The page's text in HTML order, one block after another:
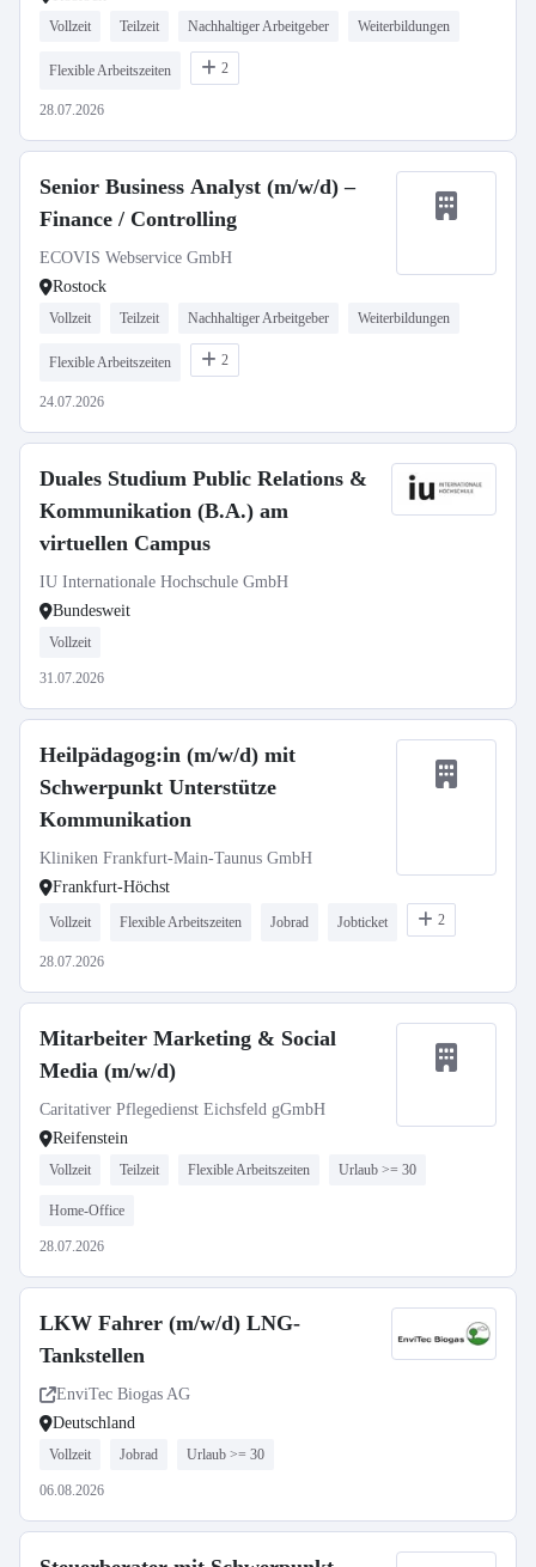
Vollzeit Teilzeit Nachhaltiger Arbeitgeber Weiterbildungen
Flexible Arbeitszeiten 2
28.07.2026
Senior Business Analyst (m/w/d) –
Finance / Controlling
ECOVIS Webservice GmbH
Rostock
Vollzeit Teilzeit Nachhaltiger Arbeitgeber Weiterbildungen
Flexible Arbeitszeiten 2
24.07.2026
Duales Studium Public Relations &
Kommunikation (B.A.) am
virtuellen Campus
IU Internationale Hochschule GmbH
Bundesweit
Vollzeit
31.07.2026
Heilpädagog:in (m/w/d) mit
Schwerpunkt Unterstütze
Kommunikation
Kliniken Frankfurt-Main-Taunus GmbH
Frankfurt-Höchst
Vollzeit Flexible Arbeitszeiten Jobrad Jobticket 2
28.07.2026
Mitarbeiter Marketing & Social
Media (m/w/d)
Caritativer Pflegedienst Eichsfeld gGmbH
Reifenstein
Vollzeit Teilzeit Flexible Arbeitszeiten Urlaub >= 30
Home-Office
28.07.2026
LKW Fahrer (m/w/d) LNG-
Tankstellen
EnviTec Biogas AG
Deutschland
Vollzeit Jobrad Urlaub >= 30
06.08.2026